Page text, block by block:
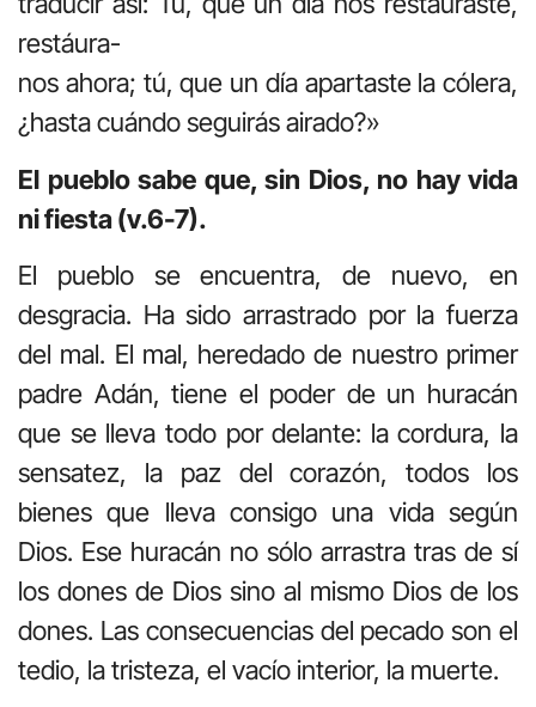
restáura-
nos ahora; tú, que un día apartaste la cólera,
¿hasta cuándo seguirás airado?»
El pueblo sabe que, sin Dios, no hay vida
ni fiesta (v.6-7).
El pueblo se encuentra, de nuevo, en
desgracia. Ha sido arrastrado por la fuerza
del mal. El mal, heredado de nuestro primer
padre Adán, tiene el poder de un huracán
que se lleva todo por delante: la cordura, la
sensatez, la paz del corazón, todos los
bienes que lleva consigo una vida según
Dios. Ese huracán no sólo arrastra tras de sí
los dones de Dios sino al mismo Dios de los
dones. Las consecuencias del pecado son el
tedio, la tristeza, el vacío interior, la muerte.